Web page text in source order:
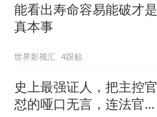
能看出寿命容易能破才是
真本事
世界影视汇 4跟贴
史上最强证人，把主控官
怼的哑口无言，连法官都